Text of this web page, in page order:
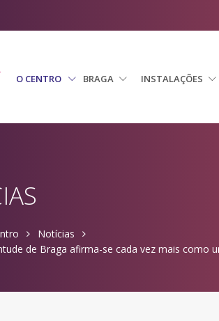
O CENTRO BRAGA INSTALAÇÕES
Notícias
de Braga afirma-se cada vez mais como